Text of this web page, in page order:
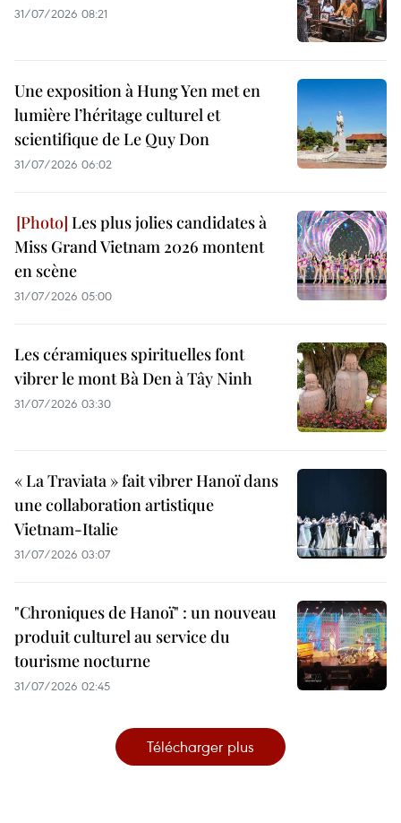
31/07/2026 08:21
Une exposition à Hung Yen met en
lumière l’héritage culturel et
scientifique de Le Quy Don
31/07/2026 06:02
Les plus jolies candidates à
Miss Grand Vietnam 2026 montent
en scène
31/07/2026 05:00
Les céramiques spirituelles font
vibrer le mont Bà Den à Tây Ninh
31/07/2026 03:30
« La Traviata » fait vibrer Hanoï dans
une collaboration artistique
Vietnam-Italie
31/07/2026 03:07
"Chroniques de Hanoï" : un nouveau
produit culturel au service du
tourisme nocturne
31/07/2026 02:45
Télécharger plus